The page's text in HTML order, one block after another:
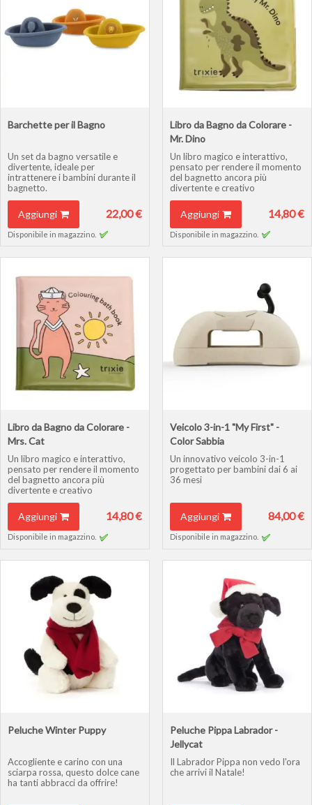
Barchette per il Bagno
Un set da bagno versatile e
divertente, ideale per
intrattenere i bambini durante il
bagnetto.
Aggiungi 22,00 €
Disponibile in magazzino.
Libro da Bagno da Colorare -
Mr. Dino
Un libro magico e interattivo,
pensato per rendere il momento
del bagnetto ancora più
divertente e creativo
Aggiungi 14,80 €
Disponibile in magazzino.
Libro da Bagno da Colorare -
Mrs. Cat
Un libro magico e interattivo,
pensato per rendere il momento
del bagnetto ancora più
divertente e creativo
Aggiungi 14,80 €
Disponibile in magazzino.
Veicolo 3-in-1 "My First" -
Color Sabbia
Un innovativo veicolo 3-in-1
progettato per bambini dai 6 ai
36 mesi
Aggiungi 84,00 €
Disponibile in magazzino.
Peluche Winter Puppy
Accogliente e carino con una
sciarpa rossa, questo dolce cane
ha tanti abbracci da offrire!
Peluche Pippa Labrador -
Jellycat
Il Labrador Pippa non vedo l'ora
che arrivi il Natale!